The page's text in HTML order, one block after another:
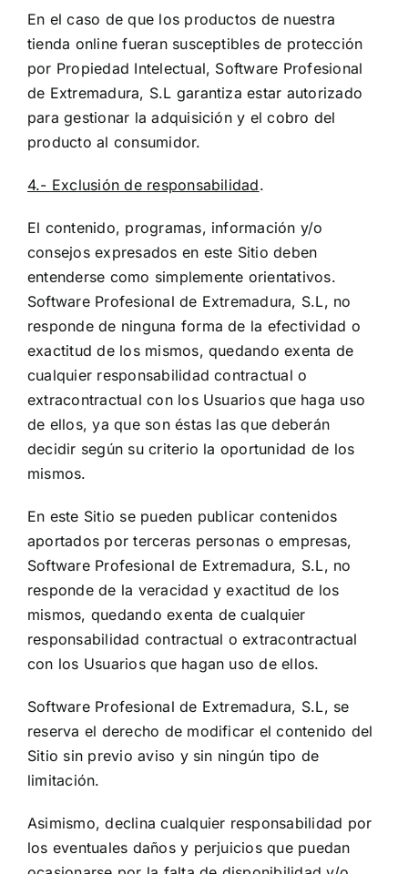
En el caso de que los productos de nuestra
tienda online fueran susceptibles de protección
por Propiedad Intelectual, Software Profesional
de Extremadura, S.L garantiza estar autorizado
para gestionar la adquisición y el cobro del
producto al consumidor.
4.- Exclusión de responsabilidad.
El contenido, programas, información y/o
consejos expresados en este Sitio deben
entenderse como simplemente orientativos.
Software Profesional de Extremadura, S.L, no
responde de ninguna forma de la efectividad o
exactitud de los mismos, quedando exenta de
cualquier responsabilidad contractual o
extracontractual con los Usuarios que haga uso
de ellos, ya que son éstas las que deberán
decidir según su criterio la oportunidad de los
mismos.
En este Sitio se pueden publicar contenidos
aportados por terceras personas o empresas,
Software Profesional de Extremadura, S.L, no
responde de la veracidad y exactitud de los
mismos, quedando exenta de cualquier
responsabilidad contractual o extracontractual
con los Usuarios que hagan uso de ellos.
Software Profesional de Extremadura, S.L, se
reserva el derecho de modificar el contenido del
Sitio sin previo aviso y sin ningún tipo de
limitación.
Asimismo, declina cualquier responsabilidad por
los eventuales daños y perjuicios que puedan